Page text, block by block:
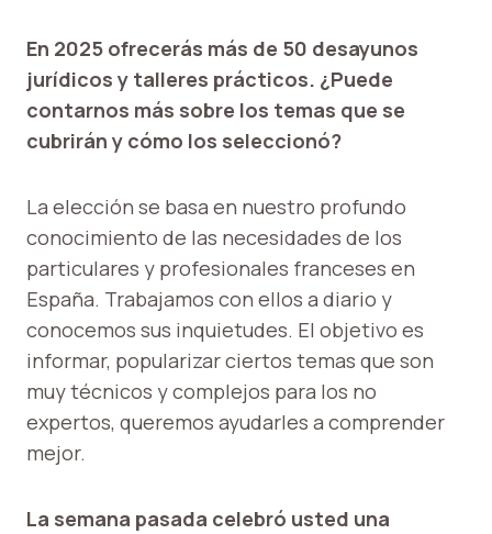
En 2025 ofrecerás más de 50 desayunos
jurídicos y talleres prácticos. ¿Puede
contarnos más sobre los temas que se
cubrirán y cómo los seleccionó?
La elección se basa en nuestro profundo
conocimiento de las necesidades de los
particulares y profesionales franceses en
España. Trabajamos con ellos a diario y
conocemos sus inquietudes. El objetivo es
informar, popularizar ciertos temas que son
muy técnicos y complejos para los no
expertos, queremos ayudarles a comprender
mejor.
La semana pasada celebró usted una